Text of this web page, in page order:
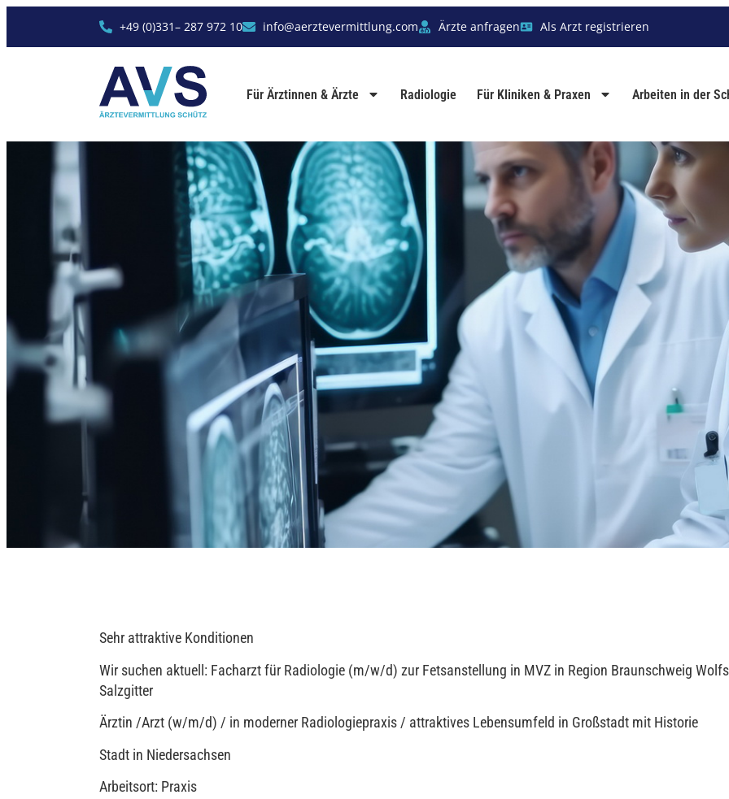
+49 (0)331– 287 972 10 info@aerztevermittlung.com Ärzte anfragen Als Arzt registrieren
Für Ärztinnen & Ärzte Radiologie Für Kliniken & Praxen Arbeiten in der
Sehr attraktive Konditionen
Wir suchen aktuell: Facharzt für Radiologie (m/w/d) zur Fetsanstellung in MVZ in Region Braunschweig
Salzgitter
Ärztin /Arzt (w/m/d) / in moderner Radiologiepraxis / attraktives Lebensumfeld in Großstadt mit Historie
Stadt in Niedersachsen
Arbeitsort: Praxis